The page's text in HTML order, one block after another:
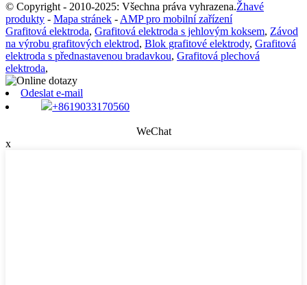
© Copyright - 2010-2025: Všechna práva vyhrazena.Žhavé
produkty - Mapa stránek -AMP pro mobilní zařízení
Grafitová elektroda, Grafitová elektroda s jehlovým koksem, Závod
na výrobu grafitových elektrod, Blok grafitové elektrody, Grafitová
elektroda s přednastavenou bradavkou, Grafitová plechová
elektroda,
Odeslat e-mail
+8619033170560
WeChat
x